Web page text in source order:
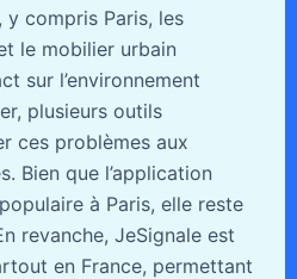
y compris Paris, les
le mobilier urbain
sur l’environnement
plusieurs outils
ces problèmes aux
Bien que l’application
à Paris, elle reste
revanche, JeSignale est
en France, permettant